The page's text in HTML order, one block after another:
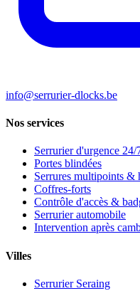
info@serrurier-dlocks.be
Nos services
Serrurier d'urgence 24/
Portes blindées
Serrures multipoints &
Coffres-forts
Contrôle d'accès &
Serrurier automobile
Intervention après
Villes
Serrurier Seraing